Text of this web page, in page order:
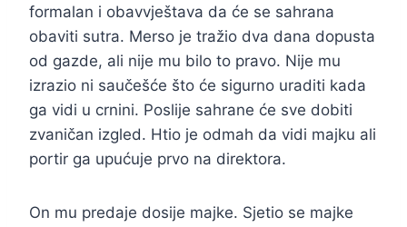
formalan i obavvještava da će se sahrana
obaviti sutra. Merso je tražio dva dana dopusta
od gazde, ali nije mu bilo to pravo. Nije mu
izrazio ni saučešće što će sigurno uraditi kada
ga vidi u crnini. Poslije sahrane će sve dobiti
zvaničan izgled. Htio je odmah da vidi majku ali
portir ga upućuje prvo na direktora.
On mu predaje dosije majke. Sjetio se majke